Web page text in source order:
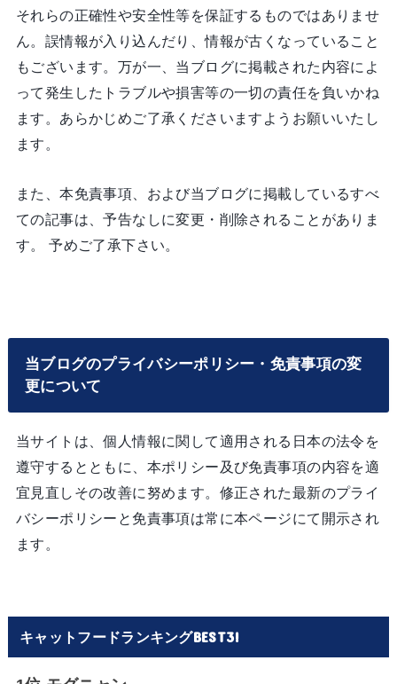
それらの正確性や安全性等を保証するものではありませ
ん。誤情報が入り込んだり、情報が古くなっていること
もございます。万が一、当ブログに掲載された内容によ
って発生したトラブルや損害等の一切の責任を負いかね
ます。あらかじめご了承くださいますようお願いいたし
ます。
また、本免責事項、および当ブログに掲載しているすべ
ての記事は、予告なしに変更・削除されることがありま
す。 予めご了承下さい。
当ブログのプライバシーポリシー・免責事項の変
更について
当サイトは、個人情報に関して適用される日本の法令を
遵守するとともに、本ポリシー及び免責事項の内容を適
宜見直しその改善に努めます。修正された最新のプライ
バシーポリシーと免責事項は常に本ページにて開示され
ます。
キャットフードランキングBEST3!